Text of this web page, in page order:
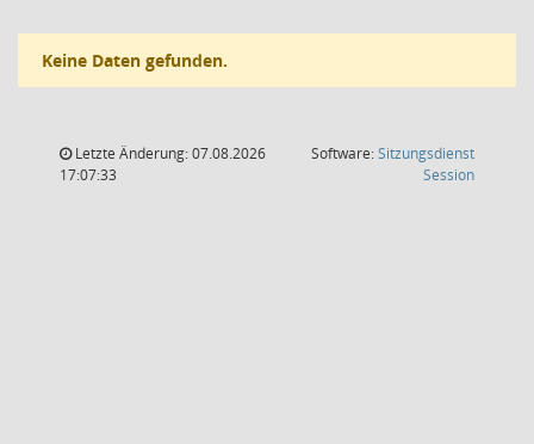
Keine Daten gefunden.
Letzte Änderung: 07.08.2026
17:07:33
Software:Sitzungsdienst
Session(Wird in